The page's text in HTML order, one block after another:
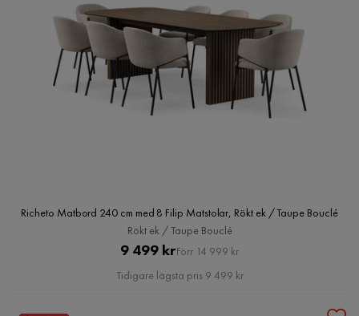
Richeto Matbord 240 cm med 8 Filip Matstolar, Rökt ek / Taupe Bouclé
Rökt ek / Taupe Bouclé
Pris
9 499 krOriginal
Pris
Förr 14 999 kr
Tidigare lägsta pris 9 499 kr